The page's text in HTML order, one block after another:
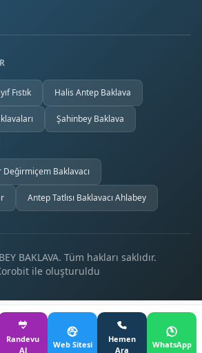
Fıstık Halis Antep Baklava
Şahinbey Baklava
Baklavacı
Antep Tatlısı Baklavacı Ahlabey
BAKLAVA. Tüm hakları saklıdır.
ile oluşturuldu
Randevu
Al
Web Sitesi
Hemen
Ara
WhatsApp